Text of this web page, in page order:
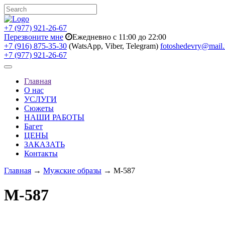
+7 (977) 921-26-67
Перезвоните мне
Ежедневно с 11:00 до 22:00
+7 (916) 875-35-30 (WatsApp, Viber, Telegram)
+7 (977) 921-26-67
Toggle
navigationГлавная
О нас
УСЛУГИ
Сюжеты
НАШИ РАБОТЫ
Багет
ЦЕНЫ
ЗАКАЗАТЬ
Контакты
Главная → Мужские образы → M-587
M-587